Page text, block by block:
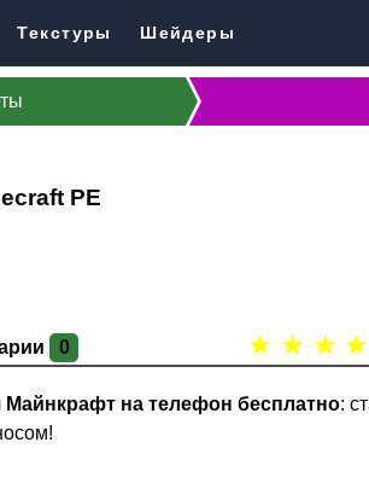
Текстуры Шейдеры
PE
0 ★ ★ ★ ★
на телефон бесплатно: